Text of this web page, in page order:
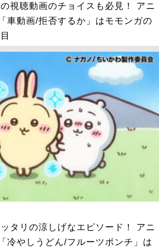
視聴動画のチョイスも必見！ アニ
車動画/拒否するか」はモモンガの
タリの涼しげなエピソード！ アニ
冷やしうどん/フルーツポンチ」は